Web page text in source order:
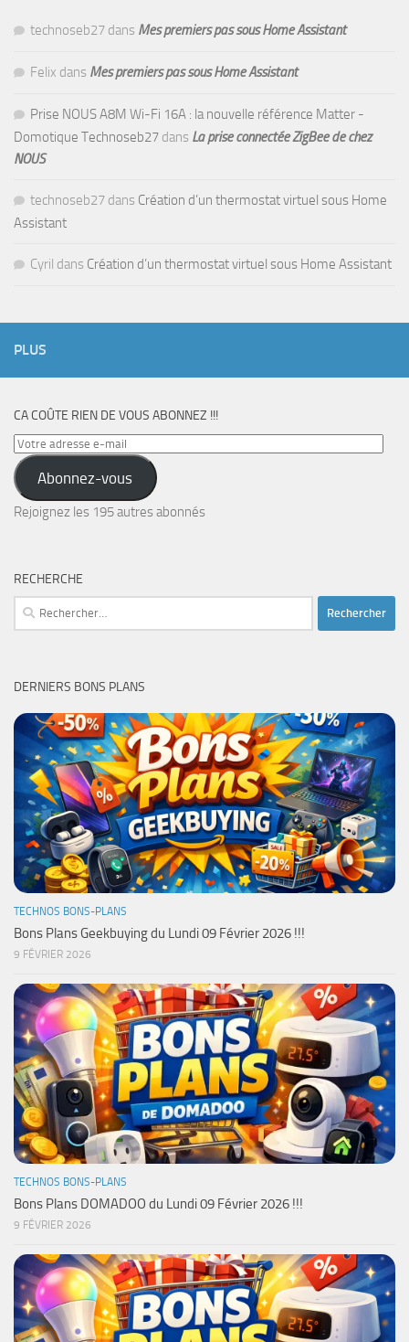
technoseb27 dans Mes premiers pas sous Home Assistant
Felix dans Mes premiers pas sous Home Assistant
Prise NOUS A8M Wi-Fi 16A : la nouvelle référence Matter -
Domotique Technoseb27 dans La prise connectée ZigBee de chez
NOUS
technoseb27 dans Création d’un thermostat virtuel sous Home
Assistant
Cyril dans Création d’un thermostat virtuel sous Home Assistant
PLUS
CA COÛTE RIEN DE VOUS ABONNEZ !!!
Votre
adresse
e-
mail
Abonnez-vous
Rejoignez les 195 autres abonnés
RECHERCHE
Rechercher :
DERNIERS BONS PLANS
TECHNOS BONS-PLANS
Bons Plans Geekbuying du Lundi 09 Février 2026 !!!
9 FÉVRIER 2026
TECHNOS BONS-PLANS
Bons Plans DOMADOO du Lundi 09 Février 2026 !!!
9 FÉVRIER 2026